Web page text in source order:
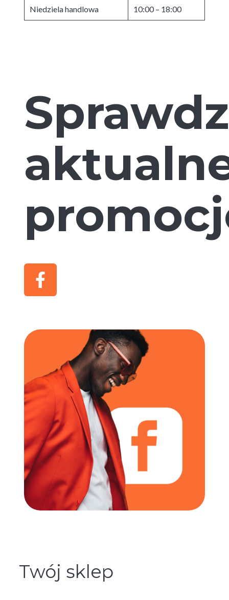
Niedziela handlowa 10:00 – 18:00
Twój sklep